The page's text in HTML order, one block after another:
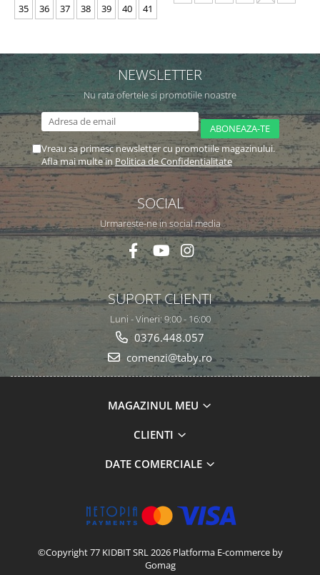
35 36 37 38 39 40 41
NEWSLETTER
Nu rata ofertele si promotiile noastre
Vreau sa primesc newsletter cu promotiile magazinului.
Afla mai multe in Politica de Confidentialitate
SOCIAL
Urmareste-ne in social media
SUPORT CLIENTI
Luni - Vineri: 9:00 - 16:00
0376.448.057
comenzi@taby.ro
MAGAZINUL MEU
CLIENTI
DATE COMERCIALE
©Copyright 77 KIDBIT SRL 2026 Platforma E-commerce by
Gomag